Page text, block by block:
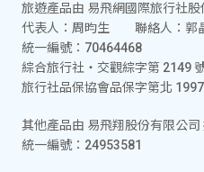
旅遊產品由 易飛網國際旅行社股
代表人：周昀生 聯絡人：郭
統一編號：70464468
綜合旅行社‧交觀綜字第 2149
旅行社品保協會品保字第北
其他產品由 易飛翔股份有限公司
統一編號：24953581